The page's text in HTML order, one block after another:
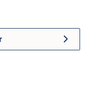
för civilt